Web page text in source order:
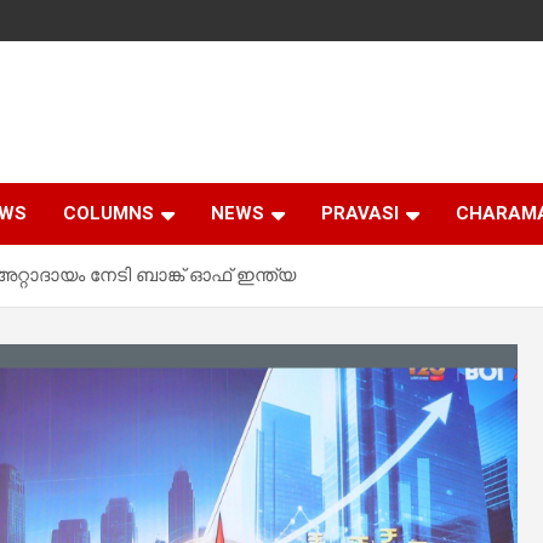
COLUMNS NEWS PRAVASI
നേടി ബാങ്ക് ഓഫ് ഇന്ത്യ